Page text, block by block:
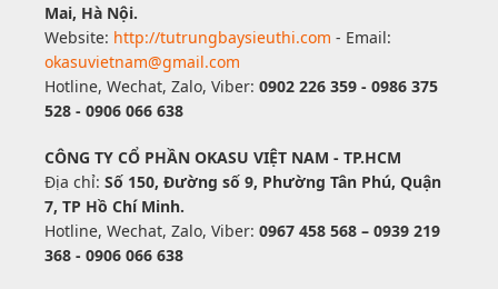
Mai, Hà Nội.
Website: http://tutrungbaysieuthi.com - Email:
okasuvietnam@gmail.com
Hotline, Wechat, Zalo, Viber: 0902 226 359 - 0986 375
528 - 0906 066 638
CÔNG TY CỔ PHẦN OKASU VIỆT NAM - TP.HCM
Địa chỉ: Số 150, Đường số 9, Phường Tân Phú, Quận
7, TP Hồ Chí Minh.
Hotline, Wechat, Zalo, Viber: 0967 458 568 – 0939 219
368 - 0906 066 638